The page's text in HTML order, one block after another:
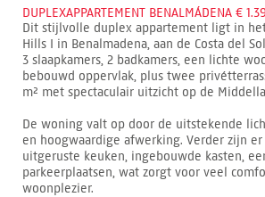
DUPLEXAPPARTEMENT BENALMÁDENA €
Dit stijlvolle duplex appartement ligt in
Hills I in Benalmadena, aan de Costa del
3 slaapkamers, 2 badkamers, een lichte
bebouwd oppervlak, plus twee
m² met spectaculair uitzicht op de
De woning valt op door de uitstekende
en hoogwaardige afwerking. Verder zijn
uitgeruste keuken, ingebouwde kasten,
parkeerplaatsen, wat zorgt voor veel
woonplezier.